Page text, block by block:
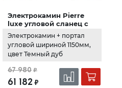
Электрокамин Pierre
luxe угловой сланец с
очагом Dioramic 25 LED
FX Темный дуб (Royal
Flame)
Электрокамин + портал
угловой шириной 1150мм,
цвет Темный дуб
67 980 ₽
61 182 ₽